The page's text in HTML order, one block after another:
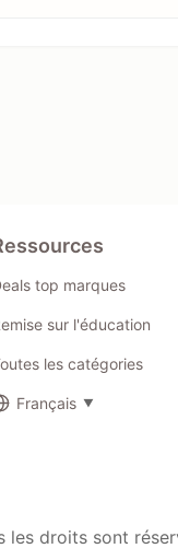
top marques
sur l'éducation
les catégories
Français
les droits sont